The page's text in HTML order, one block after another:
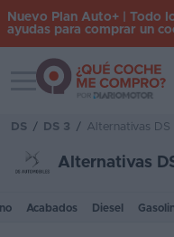
Iniciar
Nuevo Plan Auto+ | Todo
ayudas para comprar un
Toggle navigation
DS / DS 3 / Alternativas DS
Alternativas
Acabados Diesel